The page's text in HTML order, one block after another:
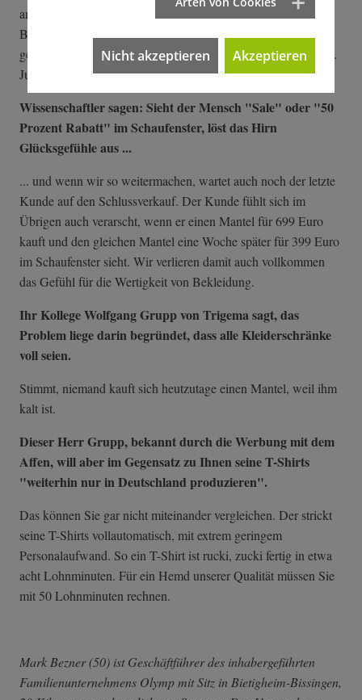
am Wühltisch gemacht habe? Ich sage Ihnen: Ich habe keinen
Bock auf Wühltisch! Deshalb habe ich auch allen Händlern
gesagt, dass ich keine Rabatte auf Kurzarmhemden vor dem 1.
Juli haben möchte.
Wissenschaftler sagen: Sieht der Mensch "Sale" oder "50
Prozent Rabatt" im Schaufenster, löst das Hirn
Glücksgefühle aus ...
... und wenn wir so weitermachen, wartet auch noch der letzte
Kunde auf den Schlussverkauf. Der Kunde fühlt sich im
Übrigen auch verarscht, wenn er einen Mantel für 699 Euro
kauft und den gleichen Mantel eine Woche später für 399 Euro
im Schaufenster sieht. Wir verlieren damit auch vollkommen
das Gefühl für die Wertigkeit von Bekleidung.
Ihr Kollege Wolfgang Grupp von Trigema sagt, das
Problem liege darin begründet, dass alle Kleiderschränke
voll seien.
Stimmt, niemand kauft sich heutzutage einen Mantel, weil ihm
kalt ist.
Dieser Herr Grupp, bekannt durch die Werbung mit dem
Affen, will aber im Gegensatz zu Ihnen seine T-Shirts
"weiterhin nur in Deutschland produzieren".
Das können Sie gar nicht miteinander vergleichen. Der strickt
seine T-Shirts vollautomatisch, mit extrem geringem
Personalaufwand. So ein T-Shirt ist rucki, zucki fertig in etwa
acht Lohnminuten. Für ein Hemd unserer Qualität müssen Sie
mit 50 Lohnminuten rechnen.
Mark Bezner (50) ist Geschäftführer des inhabergeführten
Familienunternehmens Olymp mit Sitz in Bietigheim-Bissingen,
Nicht akzeptieren Akzeptieren